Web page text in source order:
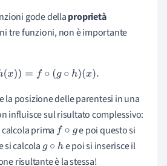
gode dellaproprietà
tre funzioni, non è importante
)(h(x )=f ∘(g∘h)(x ).
la posizione delle parentesi in una
influisce sul risultato complessivo:
prima f∘g e poi questo si
si calcolag∘h e poi si inserisce il
risultante è la stessa!